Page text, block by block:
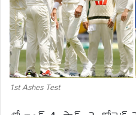
1st Ashes Test